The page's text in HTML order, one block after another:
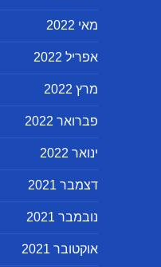
מאי 2022
אפריל 2022
מרץ 2022
פברואר 2022
ינואר 2022
דצמבר 2021
נובמבר 2021
אוקטובר 2021